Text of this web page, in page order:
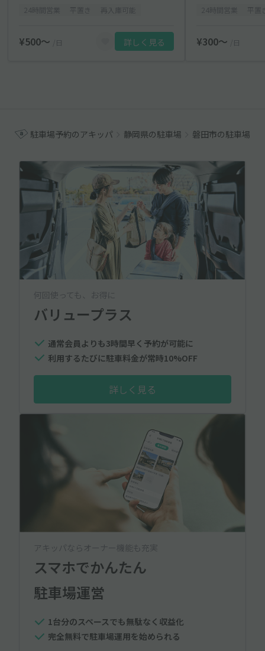
¥500〜 /日 詳しく見る ¥300〜 /日
駐車場予約のアキッパ 静岡県の駐車場 磐田市の駐車場
何回使っても、お得に
バリュープラス
通常会員よりも3時間早く予約が可能に
利用するたびに駐車料金が常時10%OFF
詳しく見る
アキッパならオーナー機能も充実
スマホでかんたん
駐車場運営
1台分のスペースでも無駄なく収益化
完全無料で駐車場運用を始められる